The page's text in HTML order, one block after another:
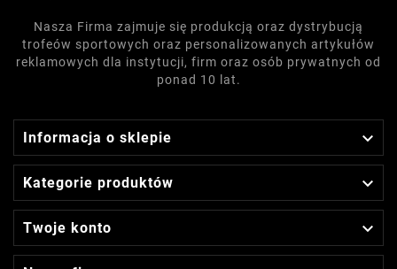
Nasza Firma zajmuje się produkcją oraz dystrybucją
trofeów sportowych oraz personalizowanych artykułów
reklamowych dla instytucji, firm oraz osób prywatnych od
ponad 10 lat.
Informacja o sklepie 
Kategorie produktów 
Twoje konto 